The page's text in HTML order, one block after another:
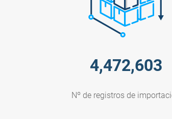
4,472,603
Nº de registros de